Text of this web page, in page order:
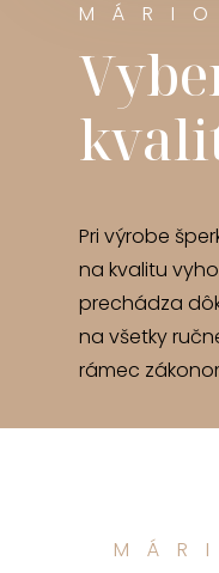
Pri výrobe
na kvalitu
prechádza
na všetky
rámec